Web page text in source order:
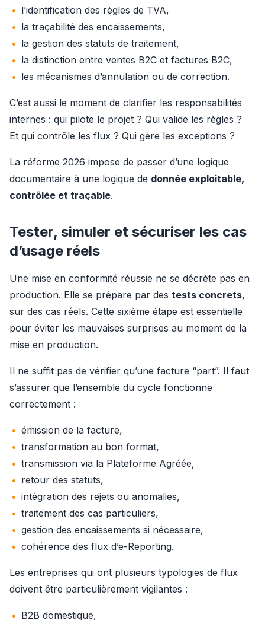
l’identification des règles de TVA,
la traçabilité des encaissements,
la gestion des statuts de traitement,
la distinction entre ventes B2C et factures B2C,
les mécanismes d’annulation ou de correction.
C’est aussi le moment de clarifier les responsabilités
internes : qui pilote le projet ? Qui valide les règles ?
Et qui contrôle les flux ? Qui gère les exceptions ?
La réforme 2026 impose de passer d’une logique
documentaire à une logique de donnée exploitable,
contrôlée et traçable.
Tester, simuler et sécuriser les cas
d’usage réels
Une mise en conformité réussie ne se décrète pas en
production. Elle se prépare par des tests concrets,
sur des cas réels. Cette sixième étape est essentielle
pour éviter les mauvaises surprises au moment de la
mise en production.
Il ne suffit pas de vérifier qu’une facture “part”. Il faut
s’assurer que l’ensemble du cycle fonctionne
correctement :
émission de la facture,
transformation au bon format,
transmission via la Plateforme Agréée,
retour des statuts,
intégration des rejets ou anomalies,
traitement des cas particuliers,
gestion des encaissements si nécessaire,
cohérence des flux d’e-Reporting.
Les entreprises qui ont plusieurs typologies de flux
doivent être particulièrement vigilantes :
B2B domestique,